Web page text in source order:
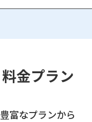
料金プラン
豊富なプランから